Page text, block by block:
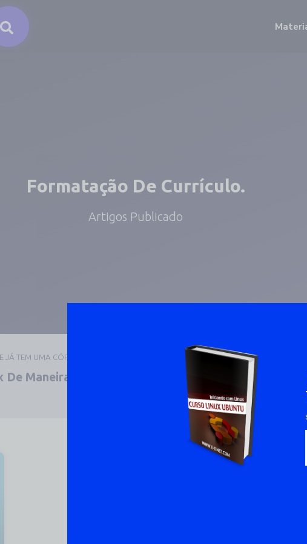
Formatação De Currículo.
Artigos Publicado
TEM UMA CÓPIA
Maneira Prática E
DOWNLOAD DO